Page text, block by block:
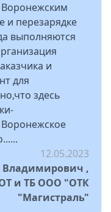
Воронежским
и перезарядке
выполняются
и
для
здесь
12.05.2023
Владимирович ,
и ТБ ООО "ОТК
"Магистраль"